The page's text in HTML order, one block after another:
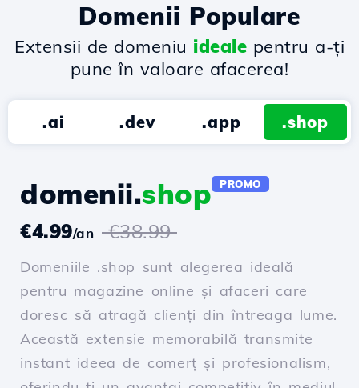
Domenii Populare
Extensii de domeniu ideale pentru a-ți
pune în valoare afacerea!
.ai .dev .app .shop
domenii.shop PROMO
€4.99/an €38.99
Domeniile .shop sunt alegerea ideală
pentru magazine online și afaceri care
doresc să atragă clienți din întreaga lume.
Această extensie memorabilă transmite
instant ideea de comerț și profesionalism,